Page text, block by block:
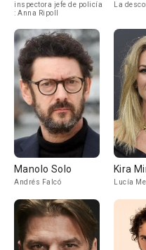
inspectora jefe de policía
: Anna Ripoll
La
Manolo Solo
Andrés Falcó
Kira
Lucía